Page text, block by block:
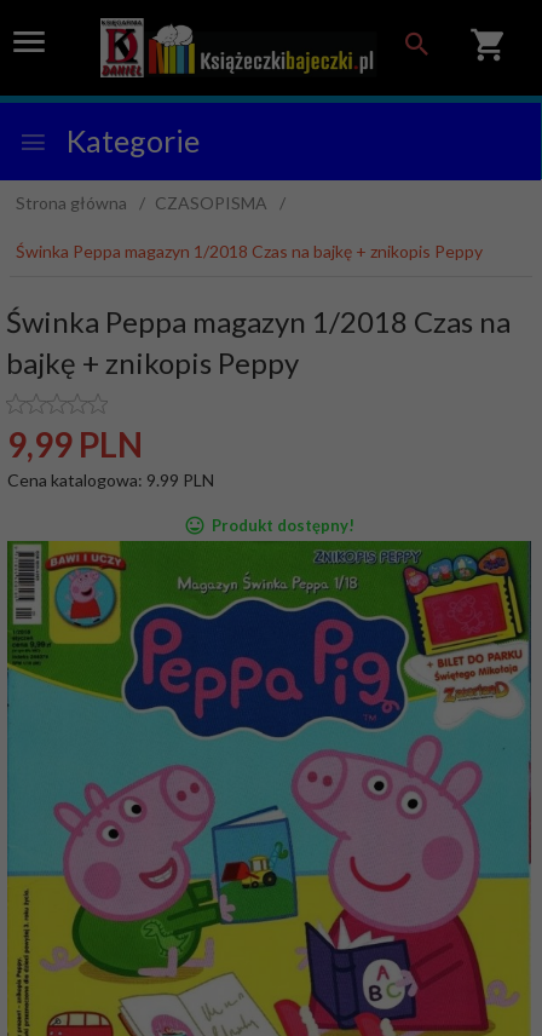
Kategorie
Strona główna CZASOPISMA
Świnka Peppa magazyn 1/2018 Czas na bajkę + znikopis Peppy
Świnka Peppa magazyn 1/2018 Czas na
bajkę + znikopis Peppy
9,99 PLN
Cena katalogowa: 9.99 PLN
Produkt dostępny!